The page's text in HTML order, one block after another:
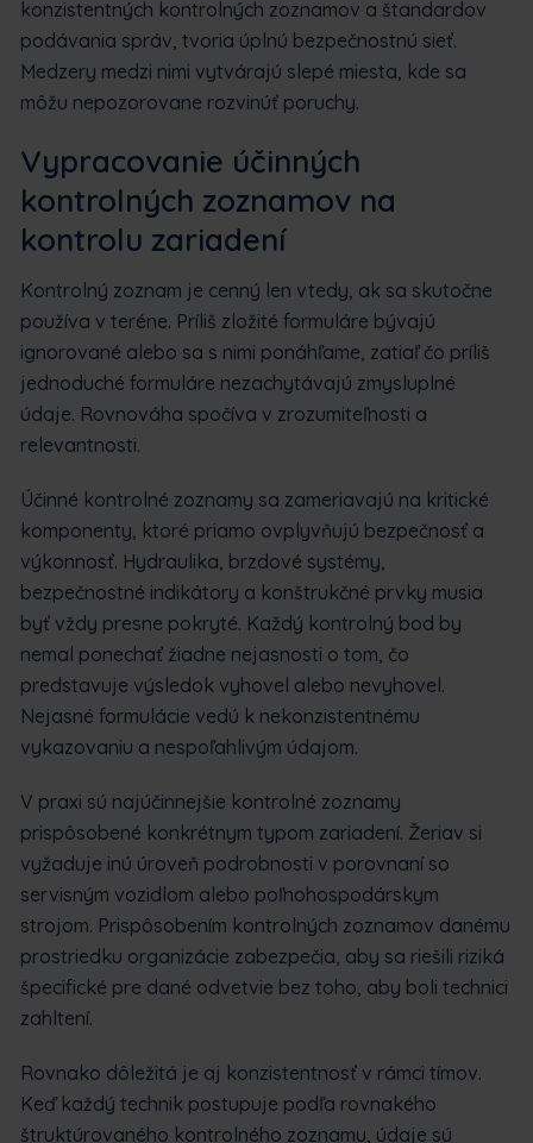
konzistentných kontrolných zoznamov a štandardov
podávania správ, tvoria úplnú bezpečnostnú sieť.
Medzery medzi nimi vytvárajú slepé miesta, kde sa
môžu nepozorovane rozvinúť poruchy.
Vypracovanie účinných
kontrolných zoznamov na
kontrolu zariadení
Kontrolný zoznam je cenný len vtedy, ak sa skutočne
používa v teréne. Príliš zložité formuláre bývajú
ignorované alebo sa s nimi ponáhľame, zatiaľ čo príliš
jednoduché formuláre nezachytávajú zmysluplné
údaje. Rovnováha spočíva v zrozumiteľnosti a
relevantnosti.
Účinné kontrolné zoznamy sa zameriavajú na kritické
komponenty, ktoré priamo ovplyvňujú bezpečnosť a
výkonnosť. Hydraulika, brzdové systémy,
bezpečnostné indikátory a konštrukčné prvky musia
byť vždy presne pokryté. Každý kontrolný bod by
nemal ponechať žiadne nejasnosti o tom, čo
predstavuje výsledok vyhovel alebo nevyhovel.
Nejasné formulácie vedú k nekonzistentnému
vykazovaniu a nespoľahlivým údajom.
V praxi sú najúčinnejšie kontrolné zoznamy
prispôsobené konkrétnym typom zariadení. Žeriav si
vyžaduje inú úroveň podrobnosti v porovnaní so
servisným vozidlom alebo poľnohospodárskym
strojom. Prispôsobením kontrolných zoznamov danému
prostriedku organizácie zabezpečia, aby sa riešili riziká
špecifické pre dané odvetvie bez toho, aby boli technici
zahltení.
Rovnako dôležitá je aj konzistentnosť v rámci tímov.
Keď každý technik postupuje podľa rovnakého
štruktúrovaného kontrolného zoznamu, údaje sú